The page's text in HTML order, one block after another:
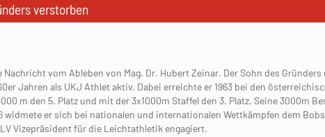
verstorben
vom Ableben von Mag. Dr. Hubert Zeinar. Der Sohn des Gründers
Jahren als UKJ Athlet aktiv. Dabei erreichte er 1963 bei den
m den 5. Platz und mit der 3x1000m Staffel den 3. Platz. Seine 3000m
widmete er sich bei nationalen und internationalen Wettkämpfen dem
Vizepräsident für die Leichtathletik engagiert.